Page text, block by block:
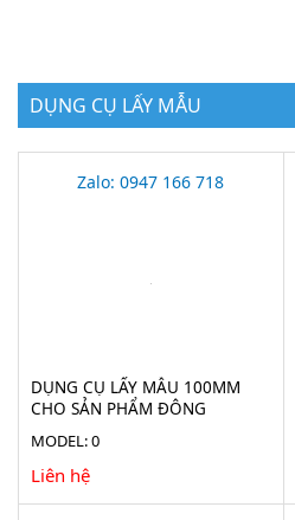
DỤNG CỤ LẤY MẪU
Zalo: 0947 166 718
DỤNG CỤ LẤY MẪU 100MM
CHO SẢN PHẨM ĐÔNG
5323-0190
MODEL: 0
Liên hệ